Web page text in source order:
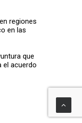
regiones
en las
que
el acuerdo